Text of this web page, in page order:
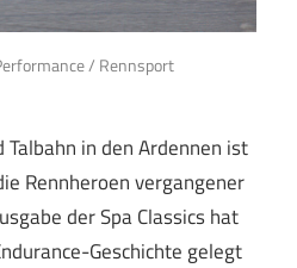
/ Rennsport
Talbahn in den Ardennen ist
Rennheroen vergangener
der Spa Classics hat
Geschichte gelegt